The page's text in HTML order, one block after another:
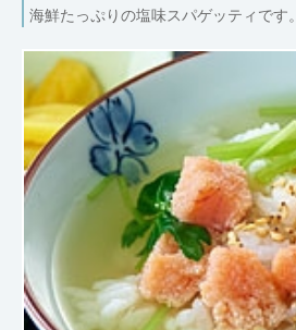
海鮮たっぷりの塩味スパゲッティです。